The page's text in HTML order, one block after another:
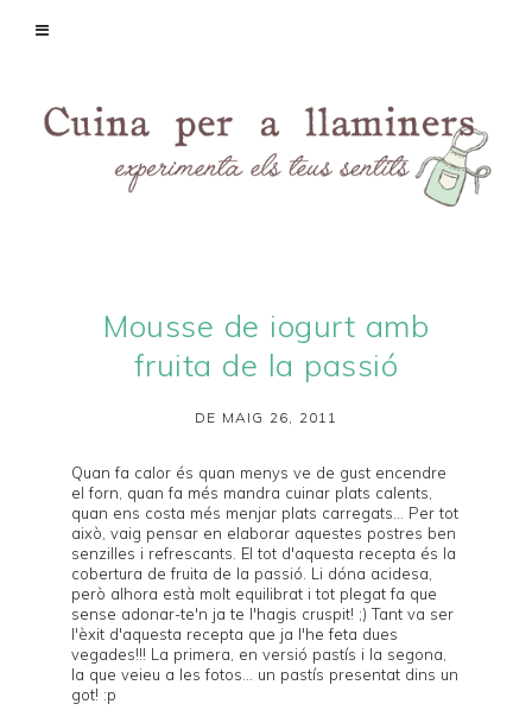
Mousse de iogurt amb
fruita de la passió
DE MAIG 26, 2011
Quan fa calor és quan menys ve de gust encendre
el forn, quan fa més mandra cuinar plats calents,
quan ens costa més menjar plats carregats... Per tot
això, vaig pensar en elaborar aquestes postres ben
senzilles i refrescants. El tot d'aquesta recepta és la
cobertura de fruita de la passió. Li dóna acidesa,
però alhora està molt equilibrat i tot plegat fa que
sense adonar-te'n ja te l'hagis cruspit! ;) Tant va ser
l'èxit d'aquesta recepta que ja l'he feta dues
vegades!!! La primera, en versió pastís i la segona,
la que veieu a les fotos... un pastís presentat dins un
got! :p